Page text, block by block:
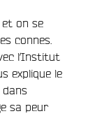
et on se
connes.
l’Institut
explique le
dans
sa peur